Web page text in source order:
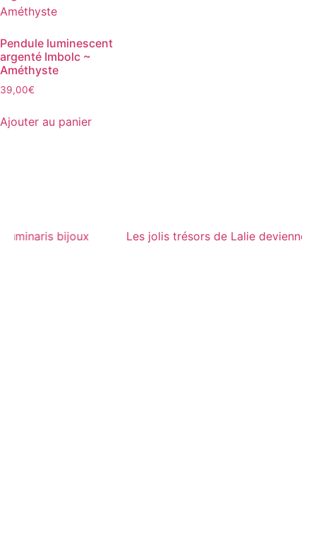
Pendule luminescent
argenté Imbolc ~
Améthyste
39,00€
Ajouter au panier
Luminaris bijoux Les jolis trésors de